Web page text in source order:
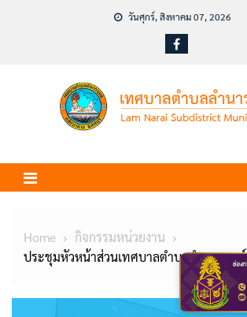
วันศุกร์, สิงหาคม 07, 2026
Home
กิจกรรมหน่วยงาน
ประชุมหัวหน้าส่วนเทศบาลตำบลลำนารายณ์